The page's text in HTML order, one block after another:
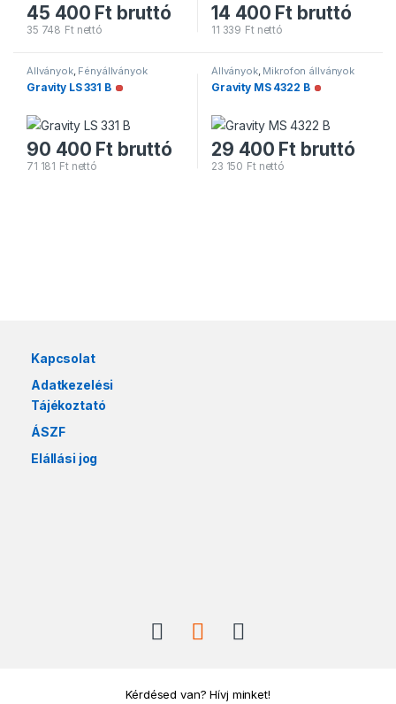
45 400 Ft bruttó
35 748 Ftnettó
14 400 Ft bruttó
11 339 Ftnettó
Állványok, Fényállványok
Gravity LS 331 B Nincs raktáron
90 400 Ftbruttó
71 181 Ftnettó
Állványok, Mikrofon állványok
Gravity MS 4322 B Nincs
29 400 Ftbruttó
23 150 Ftnettó
Kapcsolat
Adatkezelési
Tájékoztató
ÁSZF
Elállási jog
Kérdésed van? Hívj minket!